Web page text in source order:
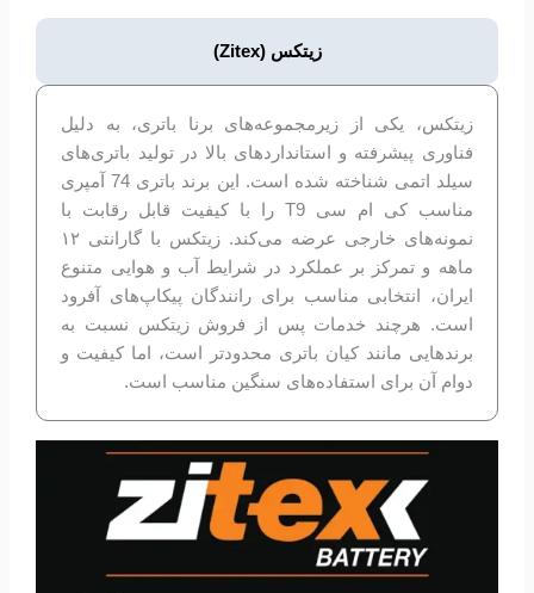
زیتکس (Zitex)
زیتکس، یکی از زیرمجموعه‌های برنا باتری، به دلیل
فناوری پیشرفته و استانداردهای بالا در تولید باتری‌های
سیلد اتمی شناخته شده است. این برند باتری 74 آمپری
مناسب کی ام سی T9 را با کیفیت قابل رقابت با
نمونه‌های خارجی عرضه می‌کند. زیتکس با گارانتی ۱۲
ماهه و تمرکز بر عملکرد در شرایط آب و هوایی متنوع
ایران، انتخابی مناسب برای رانندگان پیکاپ‌های آفرود
است. هرچند خدمات پس از فروش زیتکس نسبت به
برندهایی مانند کیان باتری محدودتر است، اما کیفیت و
دوام آن برای استفاده‌های سنگین مناسب است.